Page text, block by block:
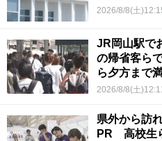
2026/8/8(土
JR岡山駅で
の帰省客ら
ら夕方まで
2026/8/8(土
県外から訪
PR 高校生